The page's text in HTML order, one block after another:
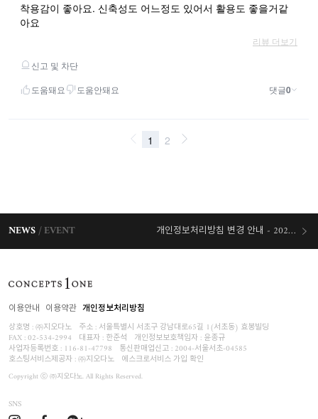
NEWS EVENT 개인정보처리방침 변경 안내 - 2026/07/30 시행
이용안내 이용약관 개인정보처리방침
상호명 : ㈜지오다노 주소 : 서울특별시 서초구 강남대로65길 1(서초동) 효봉빌딩
FAX : 02-534-2994 대표자 : 한준석 개인정보보호책임자 : 윤종규
사업자등록번호 : 116-81-47798 통신판매업신고 : 2004-서울서초-04585
호스팅서비스제공자 : ㈜지오다노 에스크로서비스 가입 확인
Copyright ⓒ ㈜지오다노. All Rights Reserved.
SNS